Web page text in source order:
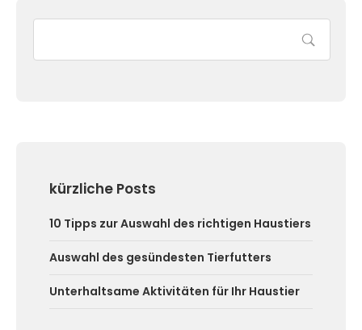
kürzliche Posts
10 Tipps zur Auswahl des richtigen Haustiers
Auswahl des gesündesten Tierfutters
Unterhaltsame Aktivitäten für Ihr Haustier